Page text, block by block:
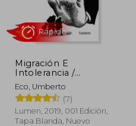
10%
dcto. $
Migración E
Intolerancia /
Migration and
Intolerance
Eco, Umberto
(7)
Lumen, 2019, 001 Edición,
Tapa Blanda, Nuevo